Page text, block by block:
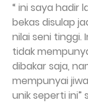
“ ini saya hadir
bekas disulap
nilai seni tinggi.
tidak
dibakar saja,
mempunyai
unik seperti ini”